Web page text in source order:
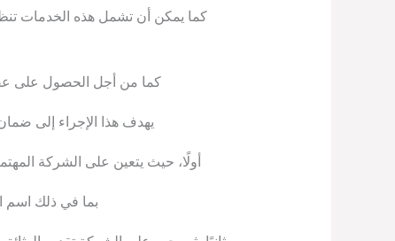
كما يمكن أن تشمل هذه الخدمات
كما من أجل الحصول على
يهدف هذا الإجراء إلى
أولًا، حيث يتعين على الشركة
بما في ذلك اسم